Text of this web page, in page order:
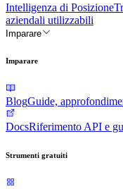
Intelligenza di Posizione
aziendali utilizzabili
Imparare
Imparare
BlogGuide,
DocsRiferimento API e
Strumenti gratuiti